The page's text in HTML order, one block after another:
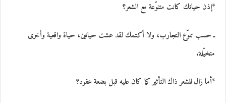
*إذن حياتك كانت متنوّعة مع الشعر؟
ـ حسب تنوّع التجارب، ولا أكتمك لقد عشت حياتين، حياة واقعية وأخرى
متخيّلة.
*أما زال للشعر ذاك التأثير كما كان عليه قبل بضعة عقود؟